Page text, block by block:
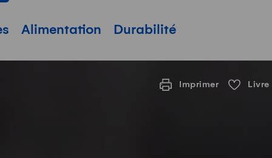
Alimentation Durabilité
Imprimer Livre